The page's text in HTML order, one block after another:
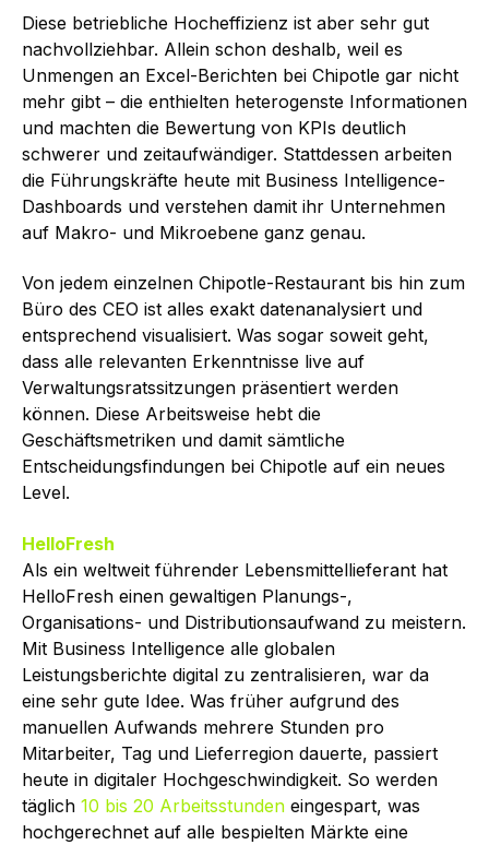
Diese betriebliche Hocheffizienz ist aber sehr gut
nachvollziehbar. Allein schon deshalb, weil es
Unmengen an Excel-Berichten bei Chipotle gar nicht
mehr gibt – die enthielten heterogenste Informationen
und machten die Bewertung von KPIs deutlich
schwerer und zeitaufwändiger. Stattdessen arbeiten
die Führungskräfte heute mit Business Intelligence-
Dashboards und verstehen damit ihr Unternehmen
auf Makro- und Mikroebene ganz genau.
Von jedem einzelnen Chipotle-Restaurant bis hin zum
Büro des CEO ist alles exakt datenanalysiert und
entsprechend visualisiert. Was sogar soweit geht,
dass alle relevanten Erkenntnisse live auf
Verwaltungsratssitzungen präsentiert werden
können. Diese Arbeitsweise hebt die
Geschäftsmetriken und damit sämtliche
Entscheidungsfindungen bei Chipotle auf ein neues
Level.
HelloFresh
Als ein weltweit führender Lebensmittellieferant hat
HelloFresh einen gewaltigen Planungs-,
Organisations- und Distributionsaufwand zu meistern.
Mit Business Intelligence alle globalen
Leistungsberichte digital zu zentralisieren, war da
eine sehr gute Idee. Was früher aufgrund des
manuellen Aufwands mehrere Stunden pro
Mitarbeiter, Tag und Lieferregion dauerte, passiert
heute in digitaler Hochgeschwindigkeit. So werden
täglich 10 bis 20 Arbeitsstunden eingespart, was
hochgerechnet auf alle bespielten Märkte eine